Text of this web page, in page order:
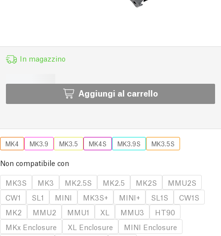
In magazzino
Aggiungi al carrello
MK4 MK3.9 MK3.5 MK4S MK3.9S MK3.5S
Non compatibile con
MK3S
MK3 MK2.5S MK2.5 MK2S
MMU2S
CW1
SL1 MINI MK3S+ MINI+ SL1S
CW1S
MK2
MMU2 MMU1 XL MMU3
HT90
MKx Enclosure
XL Enclosure
MINI Enclosure